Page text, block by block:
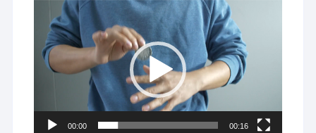
Lecteur
vidéo
00:00 00:16